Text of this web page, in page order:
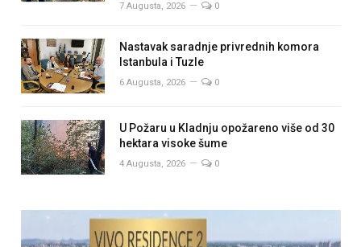
7 Augusta, 2026 0
Nastavak saradnje privrednih komora
Istanbula i Tuzle
6 Augusta, 2026 0
U Požaru u Kladnju opožareno više od 30
hektara visoke šume
4 Augusta, 2026 0